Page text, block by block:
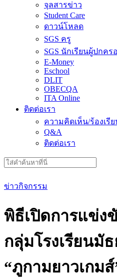
จุลสารข่าว
Student Care
ดาวน์โหลด
SGS ครู
SGS นักเรียนผู้ปกคร
E-Money
Eschool
DLIT
OBECQA
ITA Online
ติดต่อเรา
ความคิดเห็น/ร้องเรี
Q&A
ติดต่อเรา
Search
for:
ข่าวกิจกรรม
พิธีเปิดการแข่ง
กลุ่มโรงเรียนมั
“ภูกามยาวเกมส์